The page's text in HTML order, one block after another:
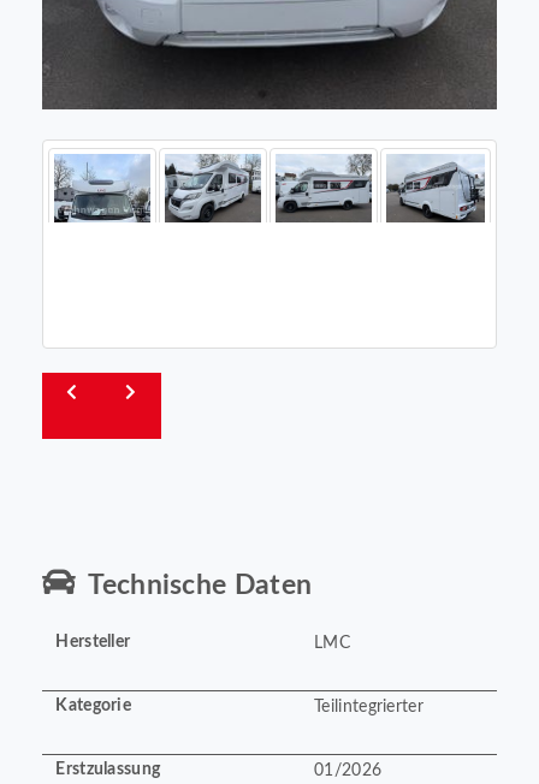
Technische Daten
Hersteller LMC
Kategorie Teilintegrierter
Erstzulassung 01/2026